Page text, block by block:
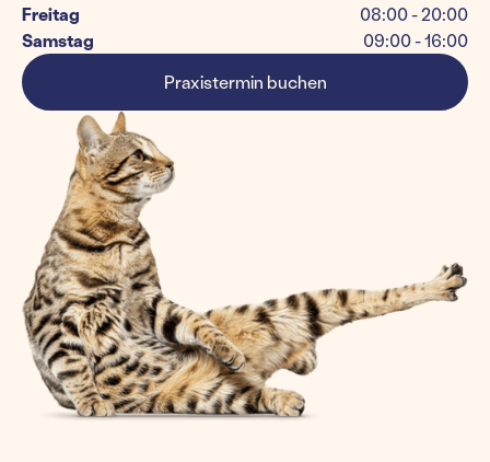
Freitag
08:00 - 20:00
Samstag
09:00 - 16:00
Praxistermin buchen